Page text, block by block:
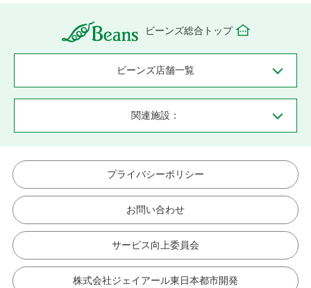
ビーンズ総合トップ
ビーンズ店舗一覧
関連施設：
プライバシーポリシー
お問い合わせ
サービス向上委員会
株式会社ジェイアール東日本都市開発